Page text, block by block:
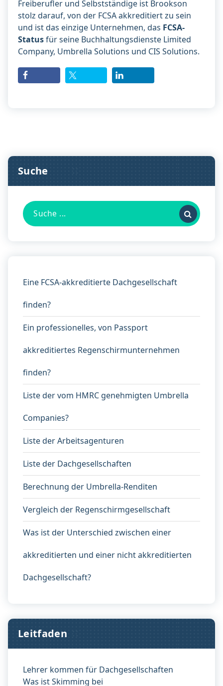
Freiberufler und Selbstständige ist Brookson
stolz darauf, von der FCSA akkreditiert zu sein
und ist das einzige Unternehmen, das FCSA-
Statusfür seine Buchhaltungsdienste Limited
Company, Umbrella Solutions und CIS Solutions.
Suche
Suche
nach:
Eine FCSA-akkreditierte Dachgesellschaft
finden?
Ein professionelles, von Passport
akkreditiertes Regenschirmunternehmen
finden?
Liste der vom HMRC genehmigten Umbrella
Companies?
Liste der Arbeitsagenturen
Liste der Dachgesellschaften
Berechnung der Umbrella-Renditen
Vergleich der Regenschirmgesellschaft
Was ist der Unterschied zwischen einer
akkreditierten und einer nicht akkreditierten
Dachgesellschaft?
Leitfaden
Lehrer kommen für Dachgesellschaften
Was ist Skimming bei